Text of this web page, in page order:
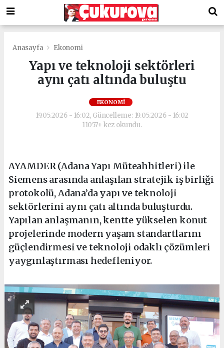
Anasayfa Ekonomi
Yapı ve teknoloji sektörleri
aynı çatı altında buluştu
EKONOMI
19.05.2026 - 16:02, Güncelleme: 19.05.2026 - 16:02
11057+ kez okundu.
AYAMDER (Adana Yapı Müteahhitleri) ile
Siemens arasında anlaşılan stratejik iş birliği
protokolü, Adana’da yapı ve teknoloji
sektörlerini aynı çatı altında buluşturdu.
Yapılan anlaşmanın, kentte yükselen konut
projelerinde modern yaşam standartlarını
güçlendirmesi ve teknoloji odaklı çözümleri
yaygınlaştırması hedefleniyor.